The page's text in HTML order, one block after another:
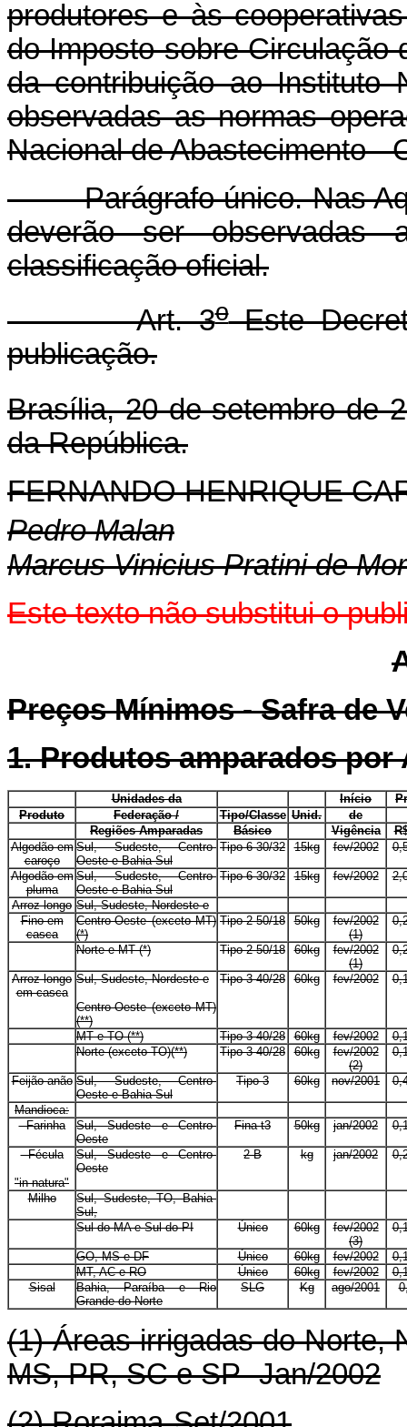
produtores e às
do Imposto sobre Circulação
da contribuição ao Instituto
observadas as normas
Nacional de Abastecimento -
Parágrafo único. Nas
deverão ser observadas
classificação oficial.
Art. 3oEste
publicação.
Brasília, 20 de setembro de
da República.
FERNANDO HENRIQUE
Pedro Malan
Marcus Vinicius Pratini de
Este texto não substitui o
Preços Mínimos - Safra de
1. Produtos amparados por
Unidades da Início
Produto
Federação / Tipo/Classe Unid.
de
Regiões Amparadas Básico Vigência
Algodão em
caroço
Sul, Sudeste, Centro-
Oeste e Bahia-Sul
Tipo 6-30/32 15kg fev/2002
Algodão em
pluma
Sul, Sudeste, Centro-
Oeste e Bahia-Sul
Tipo 6-30/32 15kg fev/2002
Arroz longo Sul, Sudeste, Nordeste e
Fino em
casca
Centro-Oeste (exceto MT)
(*)
Tipo 2-50/18 50kg
fev/2002
(1)
Norte e MT (*) Tipo 2-50/18 60kg
fev/2002
(1)
Arroz longo
em casca
Sul, Sudeste, Nordeste e
Centro-Oeste (exceto MT)
(**)
Tipo 3-40/28 60kg fev/2002
MT e TO (**) Tipo 3-40/28 60kg fev/2002
Norte (exceto TO)(**) Tipo 3-40/28 60kg
fev/2002
(2)
Feijão anão Sul, Sudeste, Centro-
Oeste e Bahia-Sul
Tipo 3 60kg nov/2001
Mandioca:
- Farinha
Sul, Sudeste e Centro-
Oeste
Fina t3 50kg jan/2002
- Fécula
"in natura"
Sul, Sudeste e Centro-
Oeste
2-B kg jan/2002
Milho
Sul, Sudeste, TO, Bahia-
Sul,
Sul do MA e Sul do PI Único 60kg
fev/2002
(3)
GO, MS e DF Único 60kg fev/2002
MT, AC e RO Único 60kg fev/2002
Sisal
Bahia, Paraíba e Rio
Grande do Norte
SLG Kg ago/2001
(1) Áreas irrigadas do Norte,
MS, PR, SC e SP- Jan/2002